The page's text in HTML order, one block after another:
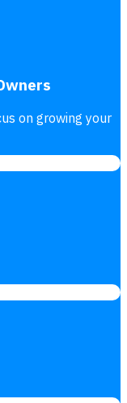
on growing your